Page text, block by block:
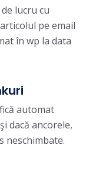
lucru cu
pe email
în wp la data
automat
dacă ancorele,
neschimbate.